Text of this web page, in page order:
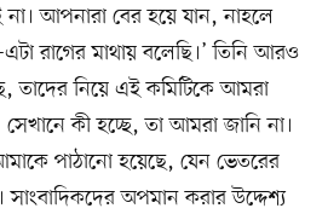
না। আপনারা বের হয়ে যান, নাহলে
রাগের মাথায় বলেছি।’ তিনি আরও
তাদের নিয়ে এই কমিটিকে আমরা
সেখানে কী হচ্ছে, তা আমরা জানি না।
পাঠানো হয়েছে, যেন ভেতরের
অপমান করার উদ্দেশ্য